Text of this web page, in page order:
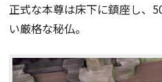
正式な本尊は床下に鎮座し、
い厳格な秘仏。